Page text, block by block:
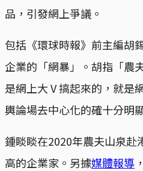
品，引發網上爭議。
包括《環球時報》前主編胡
企業的「網暴」。胡指「農
是網上大 V 搞起來的，就
輿論場去中心化的確十分明
鍾睒睒在2020年農夫山泉赴
高的企業家。另據媒體報導